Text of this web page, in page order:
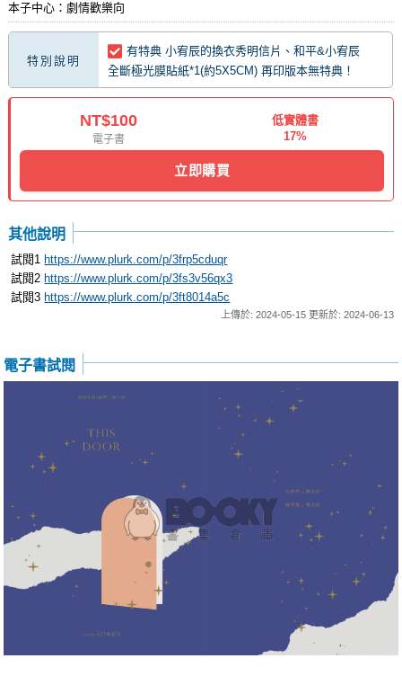
本子中心：劇情歡樂向
特別說明
有特典 小宥辰的換衣秀明信片、和平&小宥辰
全斷極光膜貼紙*1(約5X5CM) 再印版本無特典！
NT$100
電子書
低實體書
17%
立即購買
其他說明
試閱1 https://www.plurk.com/p/3frp5cduqr
試閱2 https://www.plurk.com/p/3fs3v56qx3
試閱3 https://www.plurk.com/p/3ft8014a5c
上傳於: 2024-05-15 更新於: 2024-06-13
電子書試閱